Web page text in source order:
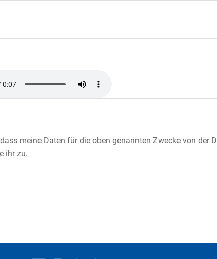
meine Daten für die oben genannten Zwecke von der
ihr zu.